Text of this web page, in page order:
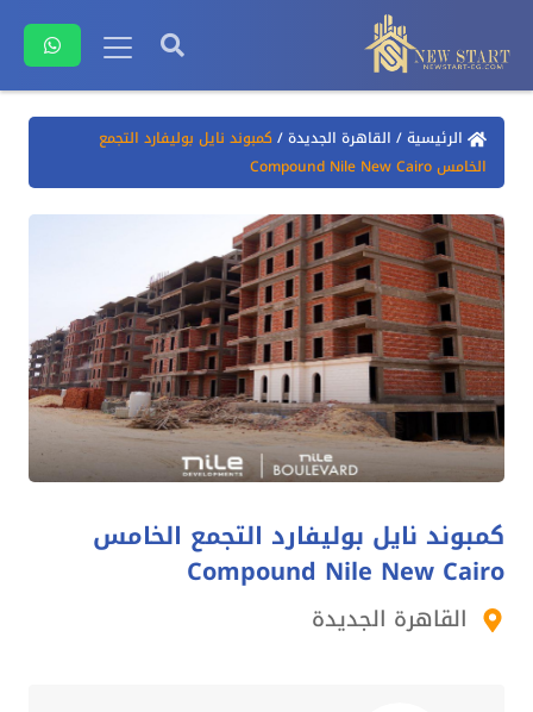
الرئيسية/ القاهرة الجديدة/كمبوند نايل بوليفارد التجمع
الخامس Compound Nile New Cairo
كمبوند نايل بوليفارد التجمع الخامس
Compound Nile New Cairo
القاهرة الجديدة